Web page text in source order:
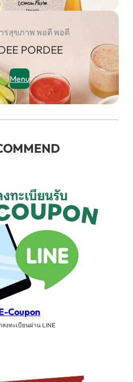
รสุขภาพ พอดี พอดี
PORDEE
Menu
Coupon
งทะเบียนผ่าน LINE